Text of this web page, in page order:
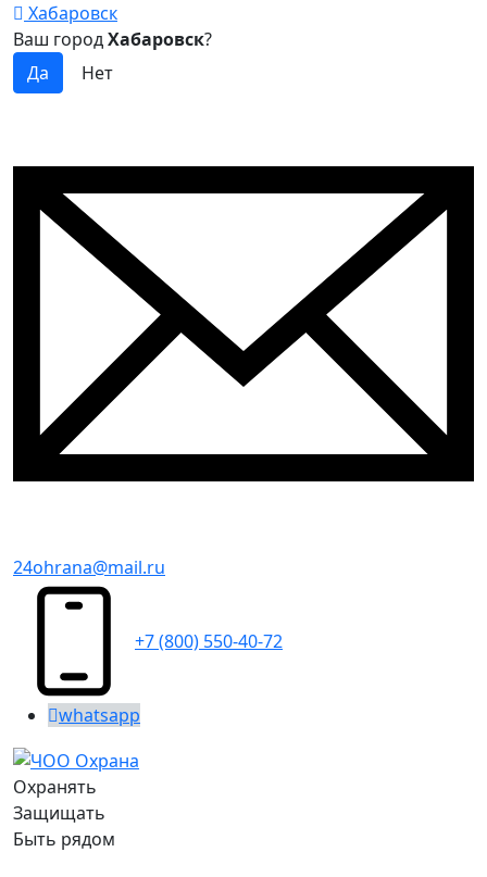
Хабаровск
Ваш городХабаровск?
24ohrana@mail.ru
+7 (800) 550-40-72
whatsapp
Охранять
Защищать
Быть рядом